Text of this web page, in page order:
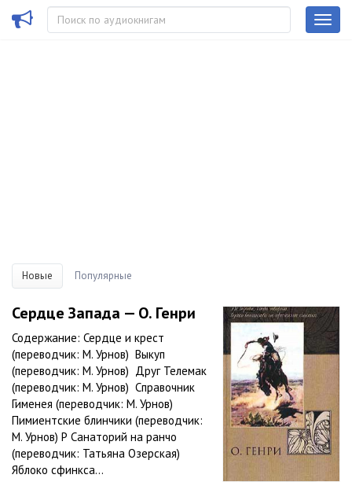
Новые Популярные
Сердце Запада — О. Генри
Содержание: Сердце и крест
(переводчик: М. Урнов) Выкуп
(переводчик: М. Урнов) Друг Телемак
(переводчик: М. Урнов) Справочник
Гименея (переводчик: М. Урнов)
Пимиентские блинчики (переводчик:
М. Урнов) Р Санаторий на ранчо
(переводчик: Татьяна Озерская)
Яблоко сфинкса...